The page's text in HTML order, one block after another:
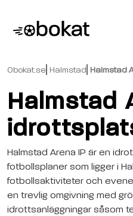
Obokat.se Halmstad Halmstad
Halmstad
Halmstad Arena IP är en
fotbollsplaner som ligger i
fotbollsaktiviteter och
en trevlig omgivning med
idrottsanläggningar såsom